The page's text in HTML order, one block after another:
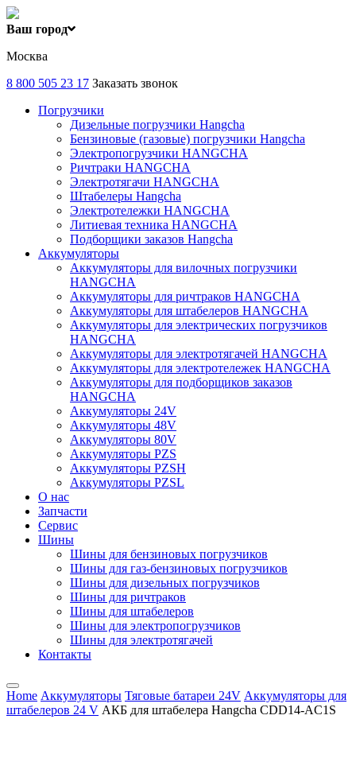
Ваш город
Москва
8 800 505 23 17 Заказать звонок
Погрузчики
Дизельные погрузчики Hangcha
Бензиновые (газовые) погрузчики Hangcha
Электропогрузчики HANGCHA
Ричтраки HANGCHA
Электротягачи HANGCHA
Штабелеры Hangcha
Электротележки HANGCHA
Литиевая техника HANGCHA
Подборщики заказов Hangcha
Аккумуляторы
Аккумуляторы для вилочных погрузчики
HANGCHA
Аккумуляторы для ричтраков HANGCHA
Аккумуляторы для штабелеров HANGCHA
Аккумуляторы для электрических погрузчиков
HANGCHA
Аккумуляторы для электротягачей HANGCHA
Аккумуляторы для электротележек HANGCHA
Аккумуляторы для подборщиков заказов
HANGCHA
Аккумуляторы 24V
Аккумуляторы 48V
Аккумуляторы 80V
Аккумуляторы PZS
Аккумуляторы PZSH
Аккумуляторы PZSL
О нас
Запчасти
Сервис
Шины
Шины для бензиновых погрузчиков
Шины для газ-бензиновых погрузчиков
Шины для дизельных погрузчиков
Шины для ричтраков
Шины для штабелеров
Шины для электропогрузчиков
Шины для электротягачей
Контакты
Home Аккумуляторы Тяговые батареи 24V Аккумуляторы для
штабелеров 24 V АКБ для штабелера Hangcha CDD14-AC1S